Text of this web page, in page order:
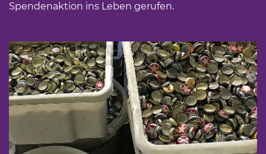
Spendenaktion ins Leben gerufen.